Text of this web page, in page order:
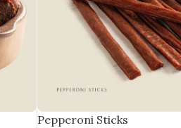
Pepperoni Sticks